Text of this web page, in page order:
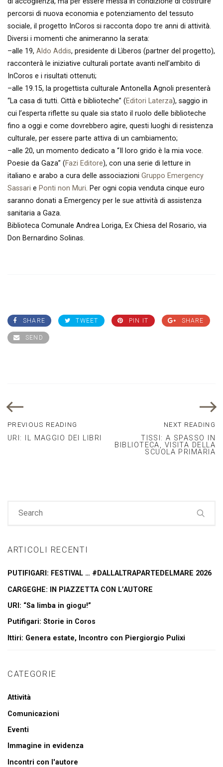
percorsi di nuova economia e potenziamento del tessuto
sociale, il progetto InCoros si racconta dopo tre anni di attività.
Diversi i momenti che animeranno la serata:
–alle 19, Aldo Addis, presidente di Lìberos (partner del progetto),
racconterà le iniziative culturali portate avanti nell’ambito di
InCoros e i risultati ottenuti;
–alle 19.15, la progettista culturale Antonella Agnoli presenterà
“La casa di tutti. Città e biblioteche” (Editori Laterza), saggio in
cui l’esperta riflette su quale sia stato il ruolo delle biblioteche
fino a oggi e come dovrebbero agire, questi luoghi di resistenza
culturale, per essere parte attiva di un cambiamento;
–alle 20, un momento dedicato a “Il loro grido è la mia voce.
Poesie da Gaza” (Fazi Editore), con una serie di letture in
italiano e arabo a cura delle associazioni Gruppo Emergency
Sassari e Ponti non Muri. Per ogni copia venduta cinque euro
saranno donati a Emergency per le sue attività di assistenza
sanitaria a Gaza.
Biblioteca Comunale Andrea Loriga, Ex Chiesa del Rosario, via
Don Bernardino Solinas.
SHARE TWEET PIN IT SHARE
SEND
PREVIOUS READING
URI: IL MAGGIO DEI LIBRI
NEXT READING
TISSI: A SPASSO IN
BIBLIOTECA, VISITA DELLA
SCUOLA PRIMARIA
ARTICOLI RECENTI
PUTIFIGARI: FESTIVAL … #DALLALTRAPARTEDELMARE 2026
CARGEGHE: IN PIAZZETTA CON L’AUTORE
URI: “Sa limba in giogu!”
Putifigari: Storie in Coros
Ittiri: Genera estate, Incontro con Piergiorgio Pulixi
CATEGORIE
Attività
Comunicazioni
Eventi
Immagine in evidenza
Incontri con l'autore